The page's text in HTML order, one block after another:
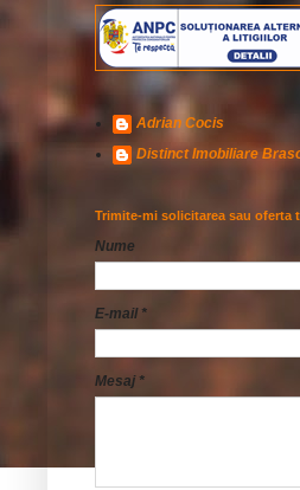
Adrian Cocis
Distinct Imobiliare
Trimite-mi solicitarea sau oferta
Nume
E-mail *
Mesaj *